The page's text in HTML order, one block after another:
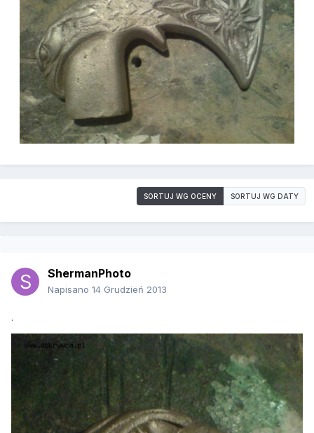
SORTUJ WG OCENY SORTUJ WG DATY
ShermanPhoto
Napisano 14 Grudzień 2013
.